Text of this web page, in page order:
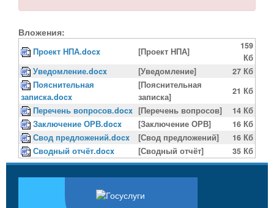
Вложения:
Проект НПА.docx [Проект НПА]
159
Кб
Уведомление.docx
[Уведомление]
27 Кб
Пояснительная
записка.docx
[Пояснительная
записка]
21 Кб
Перечень вопросов.docx [Перечень вопросов]
14 Кб
Заключение ОРВ.docx
[Заключение ОРВ]
16 Кб
Свод предложений.docx
[Свод предложений]
16 Кб
Сводный отчёт.docx
[Сводный отчёт] 35 Кб